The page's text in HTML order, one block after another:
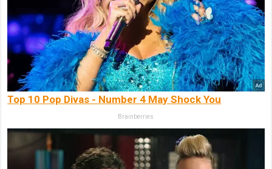
Top 10 Pop Divas - Number 4 May Shock You
Brainberries